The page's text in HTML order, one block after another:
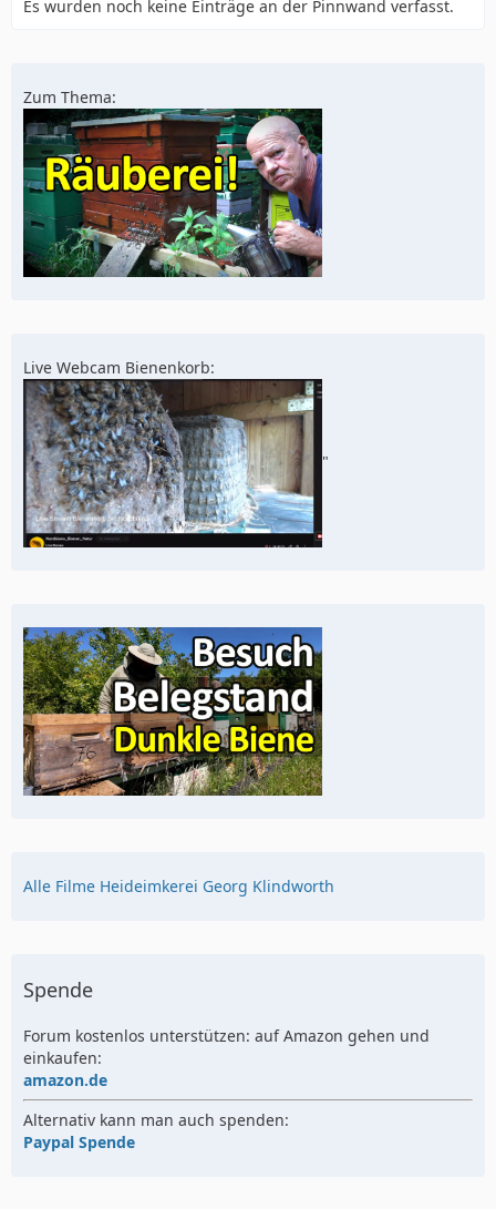
Es wurden noch keine Einträge an der Pinnwand verfasst.
Zum Thema:
Live Webcam Bienenkorb:
"
Alle Filme Heideimkerei Georg Klindworth
Spende
Forum kostenlos unterstützen: auf Amazon gehen und
einkaufen:
amazon.de
Alternativ kann man auch spenden:
Paypal Spende